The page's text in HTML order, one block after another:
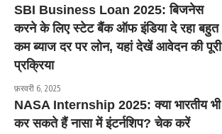
SBI Business Loan 2025: बिजनेस
करने के लिए स्टेट बैंक ऑफ इंडिया दे रहा बहुत
कम ब्याज दर पर लोन, यहां देखें आवेदन की पूरी
प्रक्रिया
फ़रवरी 6, 2025
NASA Internship 2025: क्या भारतीय भी
कर सकते हैं नासा में इंटर्नशिप? चेक करें